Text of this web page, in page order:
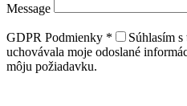
Message
GDPR Podmienky *
Súhlasím
uchovávala moje odoslané
môju požiadavku.